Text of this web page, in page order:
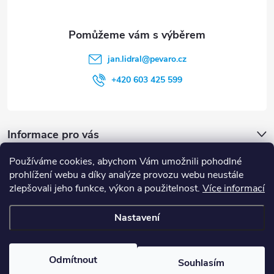
Používáme cookies, abychom Vám umožnili pohodlné
prohlížení webu a díky analýze provozu webu neustále
zlepšovali jeho funkce, výkon a použitelnost. Více informací
Nastavení
Odmítnout Souhlasím
s
u
Informace pro vás
Vyhledávání
jan.lidral@pevaro.cz
+420 603 425 599
cookies